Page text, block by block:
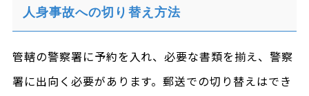
人身事故への切り替え方法
管轄の警察署に予約を入れ、必要な書類を揃え、警察
署に出向く必要があります。郵送での切り替えはでき